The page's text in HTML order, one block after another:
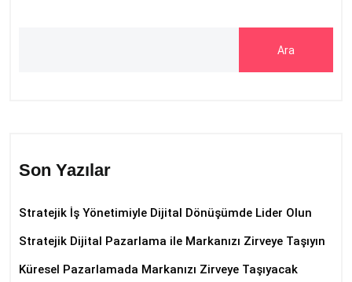
Ara
Son Yazılar
Stratejik İş Yönetimiyle Dijital Dönüşümde Lider Olun
Stratejik Dijital Pazarlama ile Markanızı Zirveye Taşıyın
Küresel Pazarlamada Markanızı Zirveye Taşıyacak